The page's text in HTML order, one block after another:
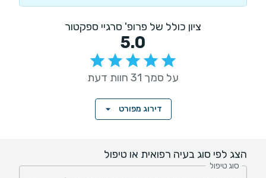
ציון כולל של פרופ' סרגיי ספקטור
5.0
על סמך 31 חוות דעת
דירוג מפורט
הצג לפי סוג בעיה רפואית או טיפול
סוג טיפול